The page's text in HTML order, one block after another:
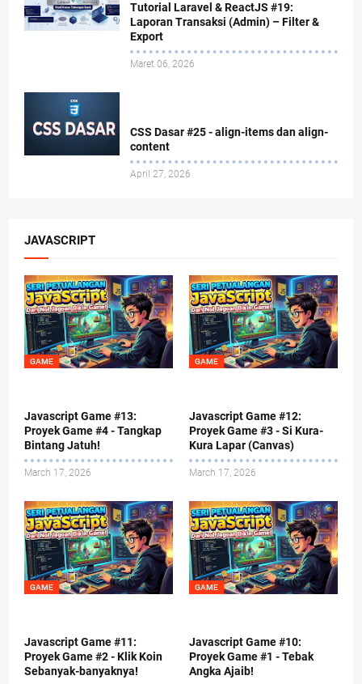
Tutorial Laravel & ReactJS #19:
Laporan Transaksi (Admin) – Filter &
Export
Maret 06, 2026
CSS Dasar #25 - align-items dan align-
content
April 27, 2026
JAVASCRIPT
GAME
Javascript Game #13:
Proyek Game #4 - Tangkap
Bintang Jatuh!
March 17, 2026
GAME
Javascript Game #12:
Proyek Game #3 - Si Kura-
Kura Lapar (Canvas)
March 17, 2026
GAME
Javascript Game #11:
Proyek Game #2 - Klik Koin
Sebanyak-banyaknya!
GAME
Javascript Game #10:
Proyek Game #1 - Tebak
Angka Ajaib!